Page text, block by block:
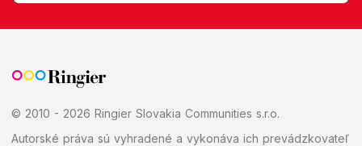
© 2010 - 2026 Ringier Slovakia Communities s.r.o.
Autorské práva sú vyhradené a vykonáva ich prevádzkovateľ